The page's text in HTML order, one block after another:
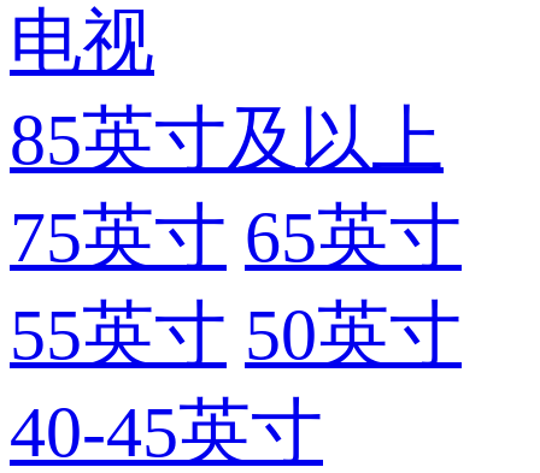
电视
85英寸及以上
75英寸 65英寸
55英寸 50英寸
40-45英寸